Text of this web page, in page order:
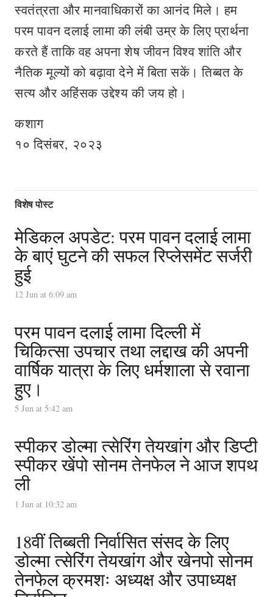
स्वतंत्रता और मानवाधिकारों का आनंद मिले। हम
परम पावन दलाई लामा की लंबी उम्र के लिए प्रार्थना
करते हैं ताकि वह अपना शेष जीवन विश्व शांति और
नैतिक मूल्यों को बढ़ावा देने में बिता सकें। तिब्बत के
सत्य और अहिंसक उद्देश्य की जय हो।
कशाग
१० दिसंबर, २०२३
विशेष पोस्ट
मेडिकल अपडेट: परम पावन दलाई लामा
के बाएं घुटने की सफल रिप्लेसमेंट सर्जरी
हुई
12 Jun at 6:09 am
परम पावन दलाई लामा दिल्ली में
चिकित्सा उपचार तथा लद्दाख की अपनी
वार्षिक यात्रा के लिए धर्मशाला से रवाना
हुए।
5 Jun at 5:42 am
स्पीकर डोल्मा त्सेरिंग तेयखांग और डिप्टी
स्पीकर खेंपो सोनम तेनफेल ने आज शपथ
ली
1 Jun at 10:32 am
18वीं तिब्बती निर्वासित संसद के लिए
डोल्मा त्सेरिंग तेयखांग और खेनपो सोनम
तेनफेल क्रमशः अध्यक्ष और उपाध्यक्ष